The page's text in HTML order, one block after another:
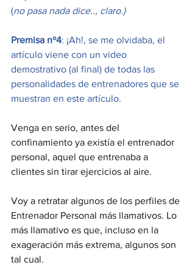
(no pasa nada dice.., claro.)
Premisa nº4: ¡Ah!, se me olvidaba, el
artículo viene con un video
demostrativo (al final) de todas las
personalidades de entrenadores que se
muestran en este artículo.
Venga en serio, antes del
confinamiento ya existía el entrenador
personal, aquel que entrenaba a
clientes sin tirar ejercicios al aire.
Voy a retratar algunos de los perfiles de
Entrenador Personal más llamativos. Lo
más llamativo es que, incluso en la
exageración más extrema, algunos son
tal cual.